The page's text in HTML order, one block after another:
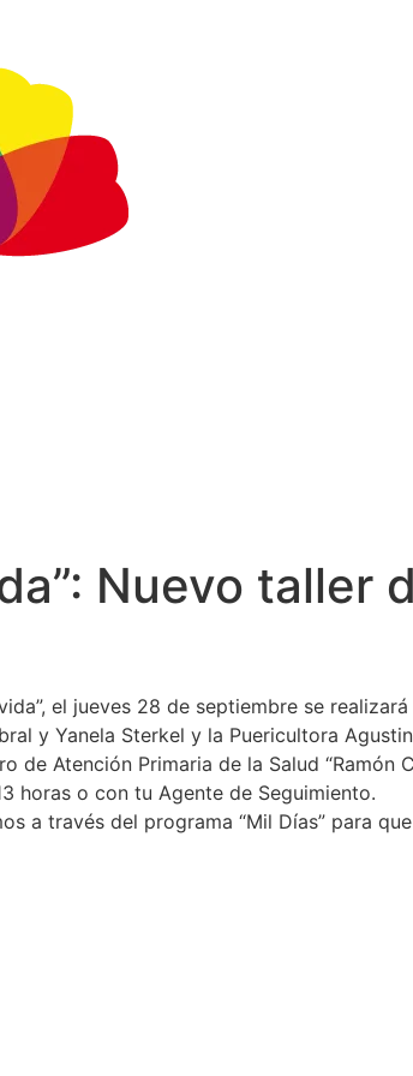
Nuevo taller
el jueves 28 de septiembre se
y Yanela Sterkel y la Puericultora
de Atención Primaria de la Salud
horas o con tu Agente de Seguimiento.
a través del programa “Mil Días” para